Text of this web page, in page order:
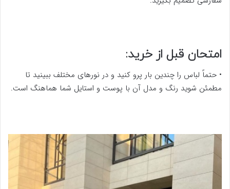
امتحان قبل از خرید:
• حتماً لباس را چندین بار پرو کنید و در نورهای مختلف ببینید تا
مطمئن شوید رنگ و مدل آن با پوست و استایل شما هماهنگ است.